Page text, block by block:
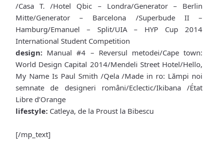
/Casa T. /Hotel Qbic – Londra/Generator – Berlin
Mitte/Generator – Barcelona /Superbude II –
Hamburg/Emanuel – Split/UIA – HYP Cup 2014
International Student Competition
design: Manual #4 – Reversul metodei/Cape town:
World Design Capital 2014/Mendeli Street Hotel/Hello,
My Name Is Paul Smith /Qela /Made in ro: Lămpi noi
semnate de designeri români/Eclectic/Ikibana /État
Libre d’Orange
lifestyle: Catleya, de la Proust la Bibescu
[/mp_text]